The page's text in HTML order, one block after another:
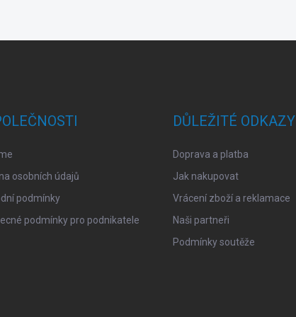
osobních údajů
podmínky
podmínky pro podnikatele
DŮLEŽITÉ ODKAZY
Doprava a platba
Jak nakupovat
Vrácení zboží a reklamace
Naši partneři
Podmínky soutěže